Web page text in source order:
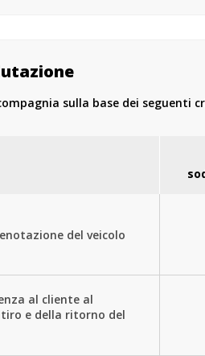
sulla base dei seguenti
del veicolo
al cliente al
e della ritorno del